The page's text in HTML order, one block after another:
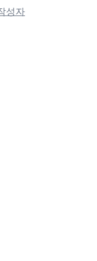
성자